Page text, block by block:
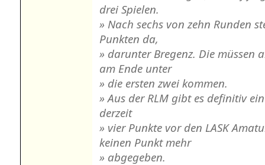
drei Spielen.
» Nach sechs von zehn Runden
Punkten da,
» darunter Bregenz. Die müssen
am Ende unter
» die ersten zwei kommen.
» Aus der RLM gibt es definitiv
derzeit
» vier Punkte vor den LASK
keinen Punkt mehr
» abgegeben.